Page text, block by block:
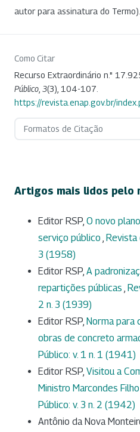
autor para assinatura do Termo).
Como Citar
Recurso Extraordinário n."
Público 3(3), 104-107.
https://revista.enap.gov.br/
Formatos de Citação
Artigos mais lidos pelo
Editor RSP, O novo
serviço público , Revista
3 (1958)
Editor RSP, A
repartições públicas ,
2 n. 3 (1939)
Editor RSP, Norma para
obras de concreto
Público: v. 1 n. 1 (1941)
Editor RSP, Visitou a
Ministro Marcondes Filho
Público: v. 3 n. 2 (1942)
Antônio da Nova